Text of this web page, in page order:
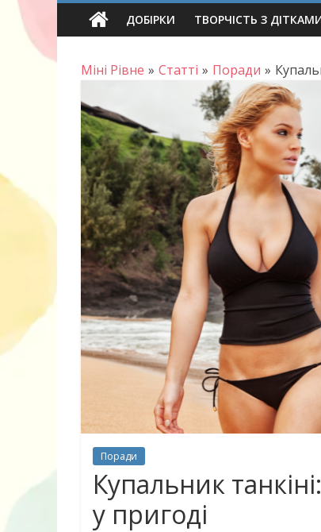
Skip
ДОБІРКИ ТВОРЧІСТЬ З
Міні Рівне » Статті » Поради »
Поради
Купальник
у пригоді